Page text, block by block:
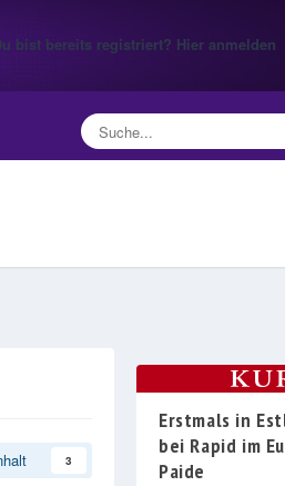
bist bereits registriert? Hier anmelden
3
Erstmals in
bei Rapid im
Paide